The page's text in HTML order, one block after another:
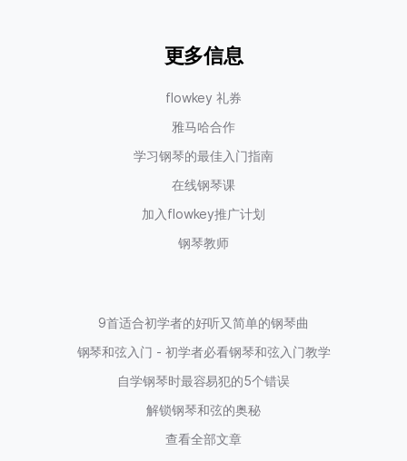
更多信息
flowkey 礼券
雅马哈合作
学习钢琴的最佳入门指南
在线钢琴课
加入flowkey推广计划
钢琴教师
9首适合初学者的好听又简单的钢琴曲
钢琴和弦入门 - 初学者必看钢琴和弦入门教学
自学钢琴时最容易犯的5个错误
解锁钢琴和弦的奥秘
查看全部文章